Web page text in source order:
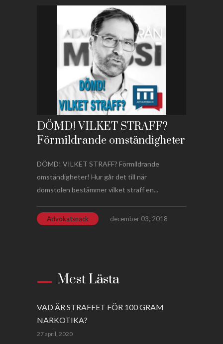
DÖMD! VILKET STRAFF?
Förmildrande omständigheter
DÖMD! VILKET STRAFF? Förmildrande
omständigheter! Hur går det till när
domstolen bestämmer vilket straff en...
Advokatsnack december 03, 2018
Mest Lästa
VAD ÄR STRAFFET FÖR 100 GRAM
NARKOTIKA?
27 april, 2020